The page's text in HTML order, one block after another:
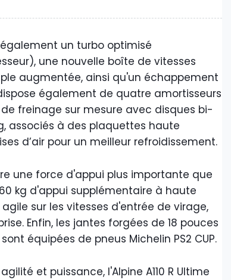
également un turbo optimisé
une nouvelle boîte de vitesses
augmentée, ainsi qu'un échappement
également de quatre amortisseurs
de freinage sur mesure avec disques bi-
associés à des plaquettes haute
d’air pour un meilleur refroidissement.
une force d'appui plus importante que
kg d'appui supplémentaire à haute
sur les vitesses d'entrée de virage,
Enfin, les jantes forgées de 18 pouces
équipées de pneus Michelin PS2 CUP.
et puissance, l'Alpine A110 R Ultime